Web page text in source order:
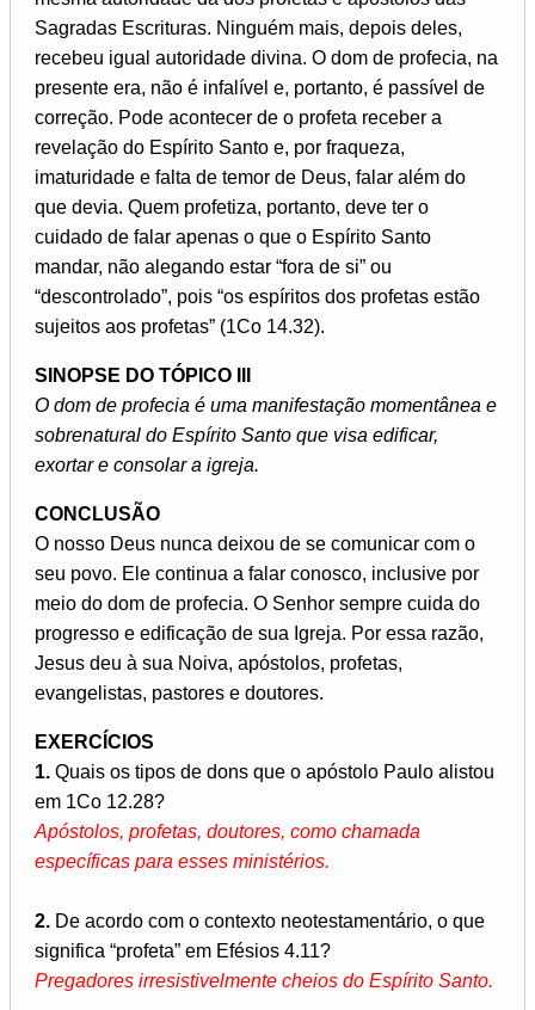
Sagradas Escrituras. Ninguém mais, depois deles,
recebeu igual autoridade divina. O dom de profecia, na
presente era, não é infalível e, portanto, é passível de
correção. Pode acontecer de o profeta receber a
revelação do Espírito Santo e, por fraqueza,
imaturidade e falta de temor de Deus, falar além do
que devia. Quem profetiza, portanto, deve ter o
cuidado de falar apenas o que o Espírito Santo
mandar, não alegando estar “fora de si” ou
“descontrolado”, pois “os espíritos dos profetas estão
sujeitos aos profetas” (1Co 14.32).
SINOPSE DO TÓPICO III
O dom de profecia é uma manifestação momentânea e
sobrenatural do Espírito Santo que visa edificar,
exortar e consolar a igreja.
CONCLUSÃO
O nosso Deus nunca deixou de se comunicar com o
seu povo. Ele continua a falar conosco, inclusive por
meio do dom de profecia. O Senhor sempre cuida do
progresso e edificação de sua Igreja. Por essa razão,
Jesus deu à sua Noiva, apóstolos, profetas,
evangelistas, pastores e doutores.
EXERCÍCIOS
1. Quais os tipos de dons que o apóstolo Paulo alistou
em 1Co 12.28?
Apóstolos, profetas, doutores, como chamada
específicas para esses ministérios.
2. De acordo com o contexto neotestamentário, o que
significa “profeta” em Efésios 4.11?
Pregadores irresistivelmente cheios do Espírito Santo.